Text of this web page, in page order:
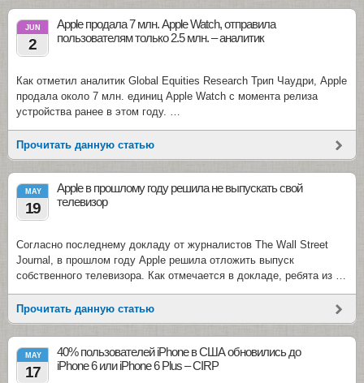
JUN
2
Apple продала 7 млн. Apple Watch, отправила
пользователям только 2.5 млн. – аналитик
Как отметил аналитик Global Equities Research Трип Чаудри, Apple
продала около 7 млн. единиц Apple Watch с момента релиза
устройства ранее в этом году. …
Прочитать данную статью
MAY
19
Apple в прошлому году решила не выпускать свой
телевизор
Согласно последнему докладу от журналистов The Wall Street
Journal, в прошлом году Apple решила отложить выпуск
собственного телевизора. Как отмечается в докладе, ребята из …
Прочитать данную статью
MAY
17
40% пользователей iPhone в США обновились до
iPhone 6 или iPhone 6 Plus – CIRP